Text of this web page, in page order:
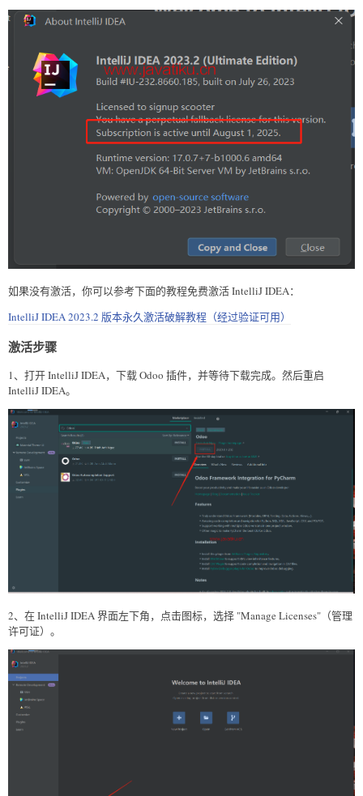
如果没有激活，你可以参考下面的教程免费激活 IntelliJ IDEA：
IntelliJ IDEA 2023.2 版本永久激活破解教程（经过验证可用）
激活步骤
1、打开 IntelliJ IDEA，下载 Odoo 插件，并等待下载完成。然后重启
IntelliJ IDEA。
2、在 IntelliJ IDEA 界面左下角，点击图标，选择 "Manage Licenses"（管理
许可证）。